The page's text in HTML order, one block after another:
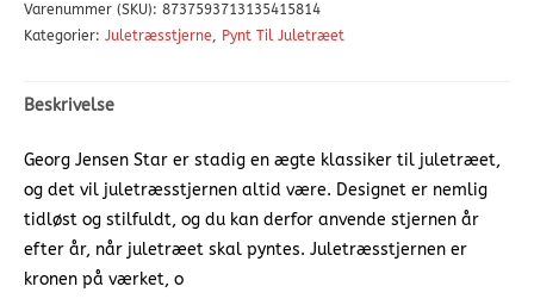
Varenummer (SKU): 8737593713135415814
Kategorier: Juletræsstjerne, Pynt Til Juletræet
Beskrivelse
Georg Jensen Star er stadig en ægte klassiker til juletræet,
og det vil juletræsstjernen altid være. Designet er nemlig
tidløst og stilfuldt, og du kan derfor anvende stjernen år
efter år, når juletræet skal pyntes. Juletræsstjernen er
kronen på værket, o